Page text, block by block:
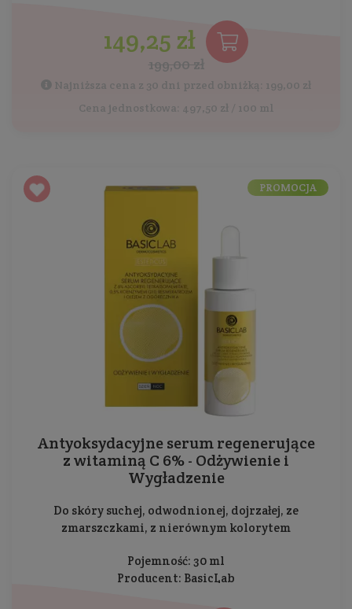
149,25 zł
199,00 zł
Najniższa cena z 30 dni przed obniżką: 199,00 zł
Cena jednostkowa: 497,50 zł / 100 ml
Antyoksydacyjne serum regenerujące
z witaminą C 6% - Odżywienie i
Wygładzenie
Do skóry suchej, odwodnionej, dojrzałej, ze
zmarszczkami, z nierównym kolorytem
Pojemność: 30 ml
Producent: BasicLab
PROMOCJA